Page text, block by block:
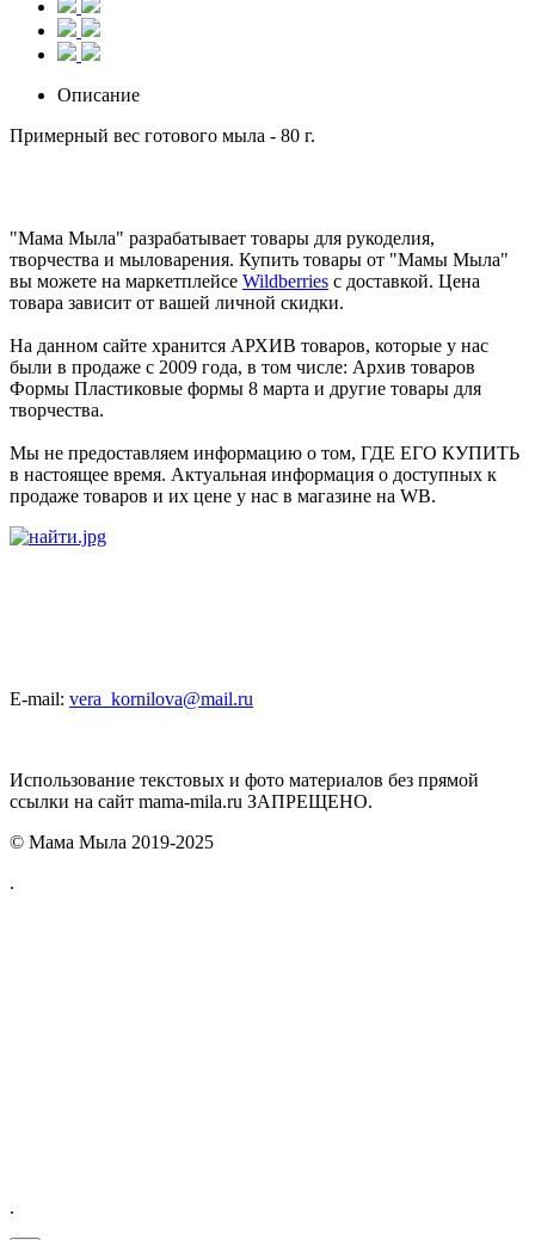
Описание
Примерный вес готового мыла - 80 г.
"Мама Мыла" разрабатывает товары для рукоделия,
творчества и мыловарения. Купить товары от "Мамы Мыла"
вы можете на маркетплейсе Wildberries с доставкой. Цена
товара зависит от вашей личной скидки.
На данном сайте хранится АРХИВ товаров, которые у нас
были в продаже с 2009 года, в том числе: Архив товаров
Формы Пластиковые формы 8 марта и другие товары для
творчества.
Мы не предоставляем информацию о том, ГДЕ ЕГО КУПИТЬ
в настоящее время. Актуальная информация о доступных к
продаже товаров и их цене у нас в магазине на WB.
E-mail: vera_kornilova@mail.ru
Использование текстовых и фото материалов без прямой
ссылки на сайт mama-mila.ru ЗАПРЕЩЕНО.
© Мама Мыла 2019-2025
.
.